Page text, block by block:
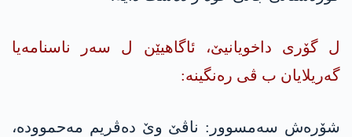
ل گۆری داخویانیێ، ئاگاهیێن ل سەر ناسنامەیا
گەریلایان ب ڤی رەنگینە:
شۆره‌ش سه‌مسوور: ناڤێ وێ ده‌ڤریم مه‌حمووده‌،